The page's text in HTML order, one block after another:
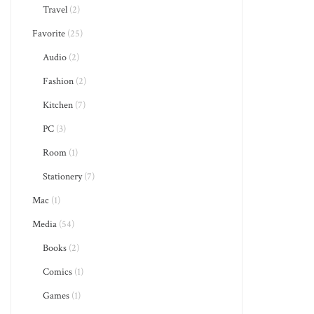
Travel (2)
Favorite (25)
Audio (2)
Fashion (2)
Kitchen (7)
PC (3)
Room (1)
Stationery(7)
Mac (1)
Media (54)
Books (2)
Comics (1)
Games (1)